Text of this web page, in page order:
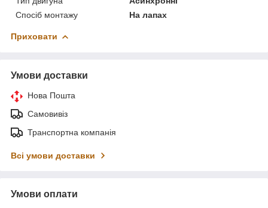
Спосіб монтажу
На лапах
Приховати
Умови доставки
Нова Пошта
Самовивіз
Транспортна компанія
Всі умови доставки
Умови оплати